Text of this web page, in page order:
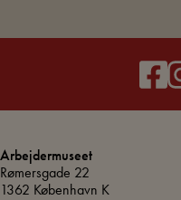
Arbejdermuseet
Rømersgade 22
1362 København K